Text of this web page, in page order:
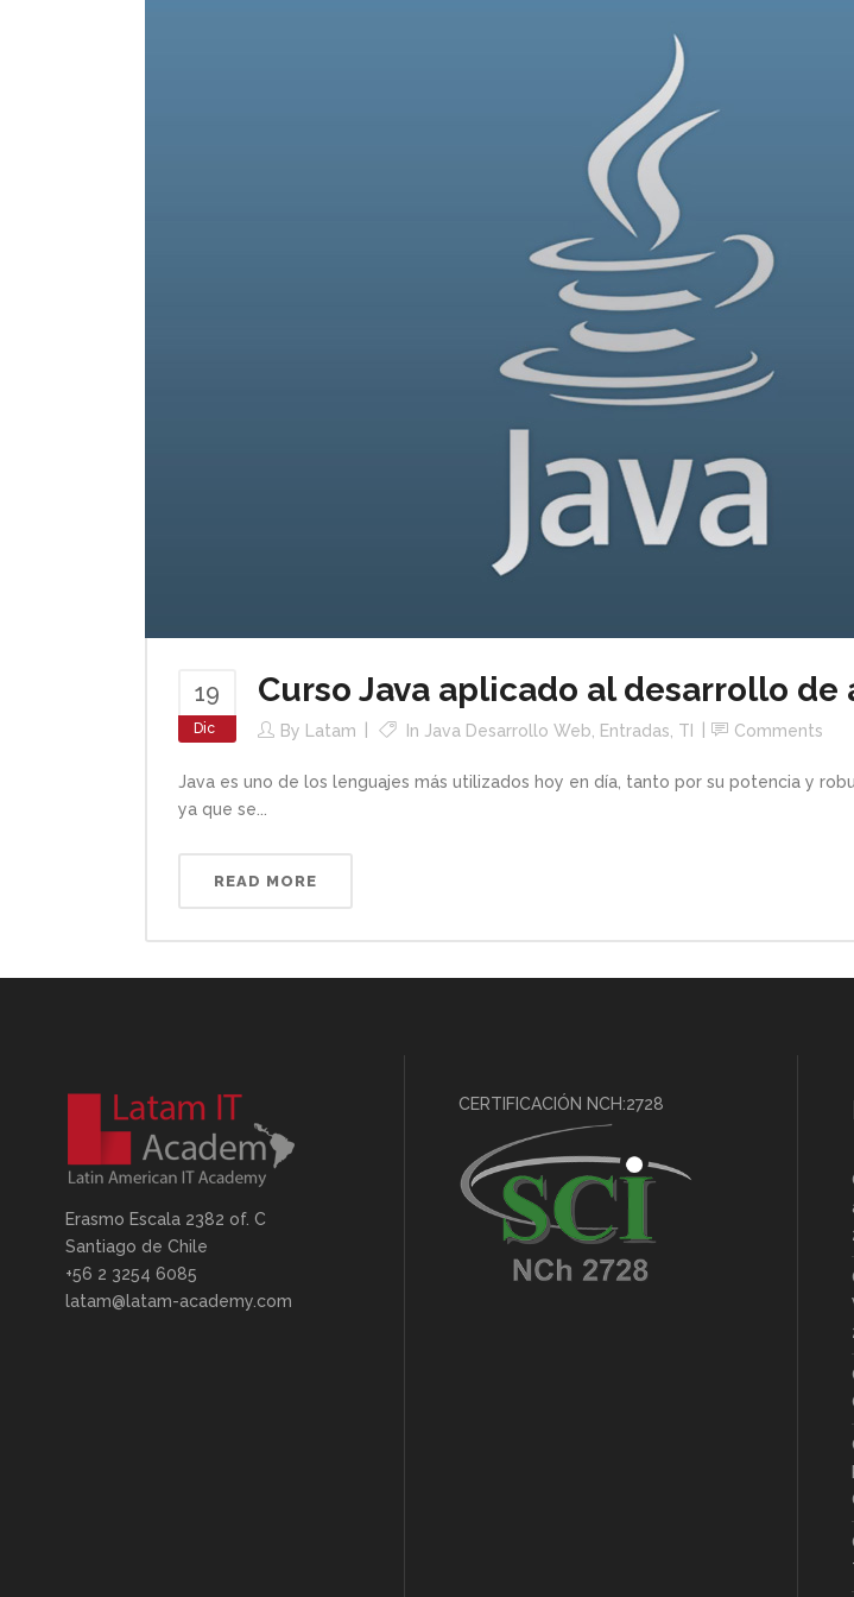
19
Dic
Curso Java aplicado al desarrollo de
By Latam In Java Desarrollo Web Entradas TI Comments
Java es uno de los lenguajes más utilizados hoy en día, tanto por su potencia y
ya que se...
READ MORE
Erasmo Escala 2382 of. C
Santiago de Chile
+56 2 3254 6085
latam@latam-academy.com
CERTIFICACIÓN NCH:2728